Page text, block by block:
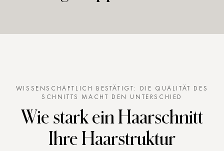
Mehr Glanz und bessere Lichtreflexion durch
die Schnittfläche
Längere Haltbarkeit des Schnitts
Luftiger Fall und spürbar mehr Dynamik
WISSENSCHAFTLICH BESTÄTIGT: DIE QUALITÄT DES
SCHNITTS MACHT DEN UNTERSCHIED
Wie stark ein Haarschnitt
Ihre Haarstruktur